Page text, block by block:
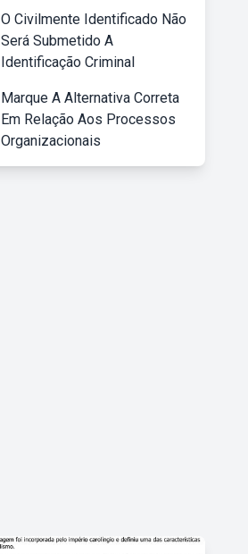
O Civilmente Identificado Não
Será Submetido A
Identificação Criminal
Marque A Alternativa Correta
Em Relação Aos Processos
Organizacionais